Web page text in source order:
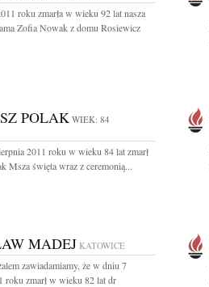
roku zmarła w wieku 92 lat nasza
Zofia Nowak z domu Rosiewicz
POLAKWIEK: 84
2011 roku w wieku 84 lat zmarł
Msza święta wraz z ceremonią...
MADEJ KATOWICE
zawiadamiamy, że w dniu 7
roku zmarł w wieku 82 lat dr